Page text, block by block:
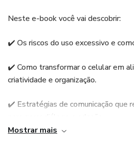
Neste e-book você vai descobrir:
✔️ Os riscos do uso excessivo e
✔️ Como transformar o celular em
criatividade e organização.
✔️ Estratégias de comunicação que
Mostrar mais